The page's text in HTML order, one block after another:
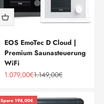
EOS EmoTec D Cloud |
Premium Saunasteuerung
WiFi
Angebot
1.079,00€Regulärer Preis
1.149,00€
Spare 198,00€